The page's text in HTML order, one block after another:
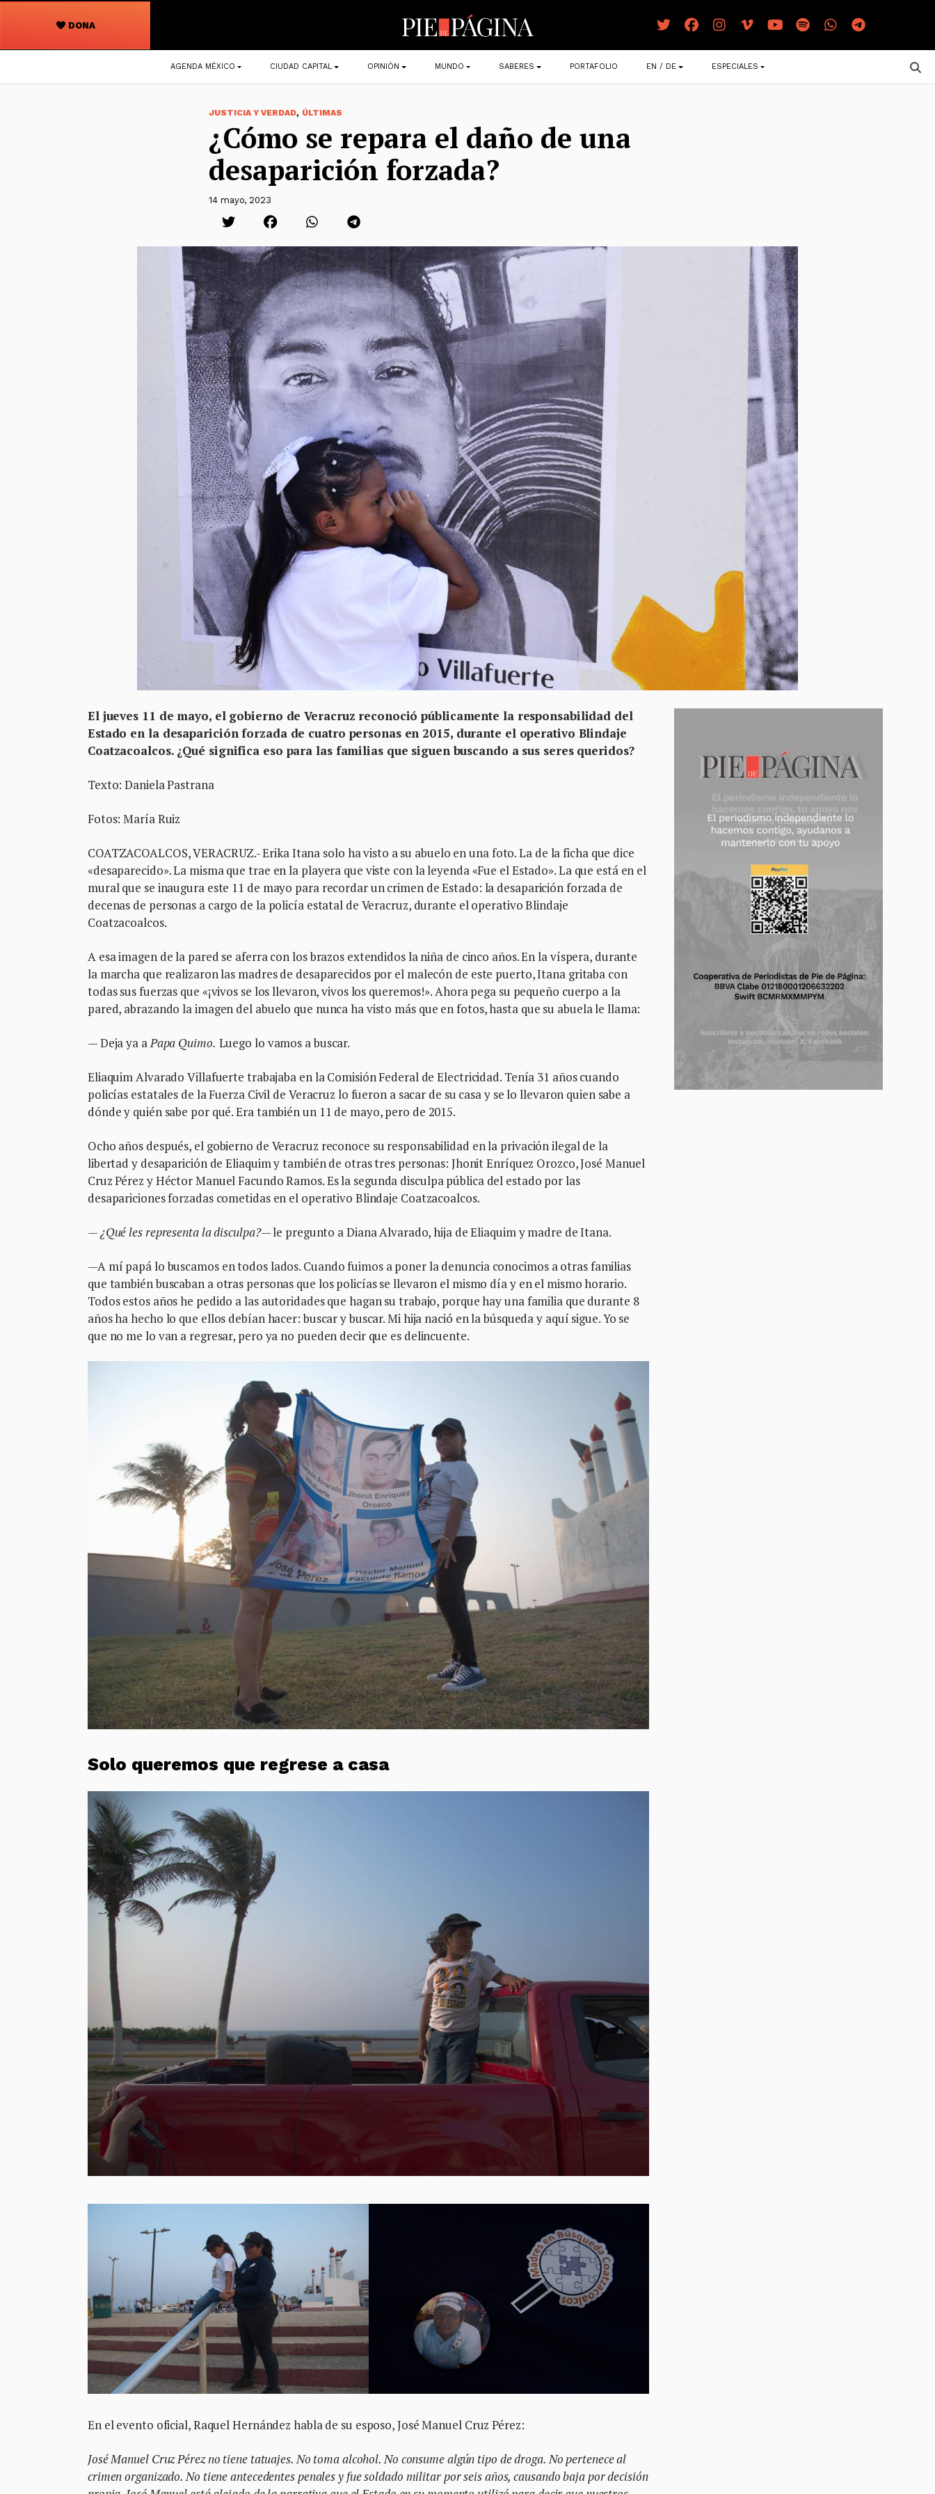
DONA
Navegación
principal
AGENDA MÉXICO CIUDAD CAPITAL OPINIÓN MUNDO SABERES PORTAFOLIO EN / DE ESPECIALES
JUSTICIA Y VERDAD, ÚLTIMAS
¿Cómo se repara el daño de una
desaparición forzada?
14 mayo, 2023
El jueves 11 de mayo, el gobierno de Veracruz reconoció públicamente la responsabilidad del
Estado en la desaparición forzada de cuatro personas en 2015, durante el operativo Blindaje
Coatzacoalcos. ¿Qué significa eso para las familias que siguen buscando a sus seres queridos?
Texto: Daniela Pastrana
Fotos: María Ruiz
COATZACOALCOS, VERACRUZ.- Erika Itana solo ha visto a su abuelo en una foto. La de la ficha que dice
«desaparecido». La misma que trae en la playera que viste con la leyenda «Fue el Estado». La que está en el
mural que se inaugura este 11 de mayo para recordar un crimen de Estado: la desaparición forzada de
decenas de personas a cargo de la policía estatal de Veracruz, durante el operativo Blindaje
Coatzacoalcos.
A esa imagen de la pared se aferra con los brazos extendidos la niña de cinco años. En la víspera, durante
la marcha que realizaron las madres de desaparecidos por el malecón de este puerto, Itana gritaba con
todas sus fuerzas que «¡vivos se los llevaron, vivos los queremos!». Ahora pega su pequeño cuerpo a la
pared, abrazando la imagen del abuelo que nunca ha visto más que en fotos, hasta que su abuela le llama:
— Deja ya aPapa Quimo. Luego lo vamos a buscar.
Eliaquim Alvarado Villafuerte trabajaba en la Comisión Federal de Electricidad. Tenía 31 años cuando
policías estatales de la Fuerza Civil de Veracruz lo fueron a sacar de su casa y se lo llevaron quien sabe a
dónde y quién sabe por qué. Era también un 11 de mayo, pero de 2015.
Ocho años después, el gobierno de Veracruz reconoce su responsabilidad en la privación ilegal de la
libertad y desaparición de Eliaquim y también de otras tres personas: Jhonit Enríquez Orozco, José Manuel
Cruz Pérez y Héctor Manuel Facundo Ramos. Es la segunda disculpa pública del estado por las
desapariciones forzadas cometidas en el operativo Blindaje Coatzacoalcos.
— ¿Qué les representa la disculpa?— le pregunto a Diana Alvarado, hija de Eliaquim y madre de Itana.
—A mí papá lo buscamos en todos lados. Cuando fuimos a poner la denuncia conocimos a otras familias
que también buscaban a otras personas que los policías se llevaron el mismo día y en el mismo horario.
Todos estos años he pedido a las autoridades que hagan su trabajo, porque hay una familia que durante 8
años ha hecho lo que ellos debían hacer: buscar y buscar. Mi hija nació en la búsqueda y aquí sigue. Yo se
que no me lo van a regresar, pero ya no pueden decir que es delincuente.
Solo queremos que regrese a casa
En el evento oficial, Raquel Hernández habla de su esposo, José Manuel Cruz Pérez:
José Manuel Cruz Pérez no tiene tatuajes. No toma alcohol. No consume algún tipo de droga. No pertenece al
crimen organizado. No tiene antecedentes penales y fue soldado militar por seis años, causando baja por decisión